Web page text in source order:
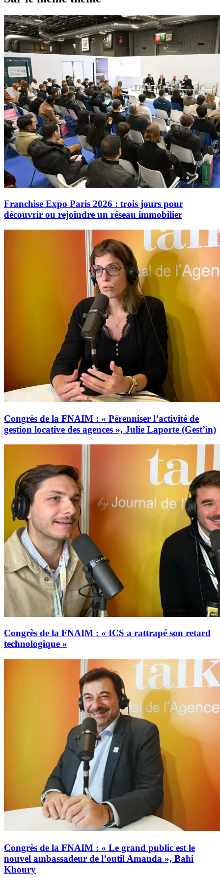
Franchise Expo Paris 2026 : trois jours pour
découvrir ou rejoindre un réseau immobilier
Congrès de la FNAIM : « Pérenniser l’activité de
gestion locative des agences », Julie Laporte (Gest’in)
Congrès de la FNAIM : « ICS a rattrapé son retard
technologique »
Congrès de la FNAIM : « Le grand public est le
nouvel ambassadeur de l’outil Amanda », Bahi
Khoury